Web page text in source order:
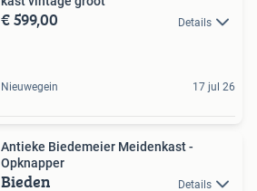
€ 599,00 Details
Nieuwegein 17 jul 26
Antieke Biedemeier Meidenkast -
Opknapper
Bieden Details